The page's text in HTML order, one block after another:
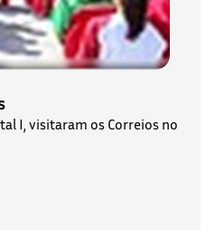
I, visitaram os Correios no